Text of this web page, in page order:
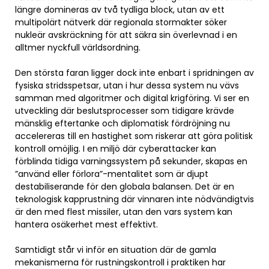
längre domineras av två tydliga block, utan av ett
multipolärt nätverk där regionala stormakter söker
nukleär avskräckning för att säkra sin överlevnad i en
alltmer nyckfull världsordning.
Den största faran ligger dock inte enbart i spridningen av
fysiska stridsspetsar, utan i hur dessa system nu vävs
samman med algoritmer och digital krigföring. Vi ser en
utveckling där beslutsprocesser som tidigare krävde
mänsklig eftertanke och diplomatisk fördröjning nu
accelereras till en hastighet som riskerar att göra politisk
kontroll omöjlig. I en miljö där cyberattacker kan
förblinda tidiga varningssystem på sekunder, skapas en
”använd eller förlora”-mentalitet som är djupt
destabiliserande för den globala balansen. Det är en
teknologisk kapprustning där vinnaren inte nödvändigtvis
är den med flest missiler, utan den vars system kan
hantera osäkerhet mest effektivt.
Samtidigt står vi inför en situation där de gamla
mekanismerna för rustningskontroll i praktiken har